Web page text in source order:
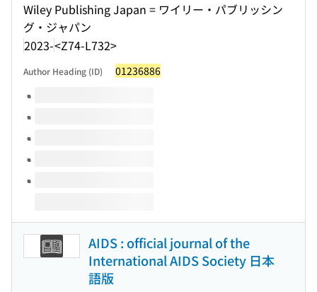
Wiley Publishing Japan = ワイリー・パブリッシン
グ・ジャパン
2023-<Z74-L732>
Author Heading (ID) 01236886
Volumes of this title
AIDS : official journal of the
International AIDS Society 日本
語版